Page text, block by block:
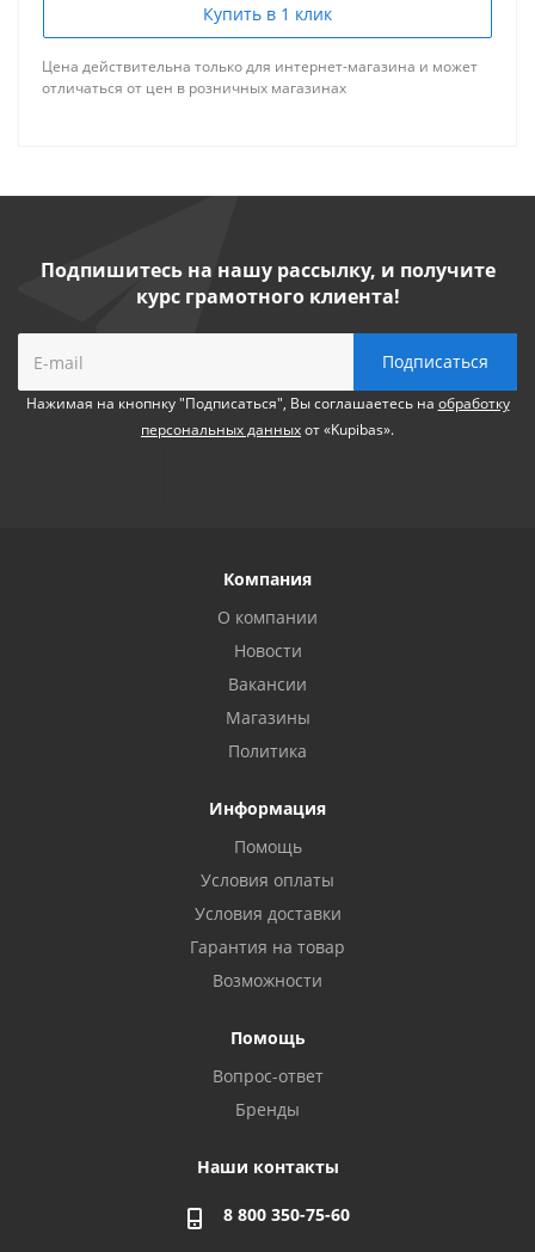
Купить в 1 клик
Цена действительна только для интернет-магазина и может
отличаться от цен в розничных магазинах
Подпишитесь на нашу рассылку, и получите
курс грамотного клиента!
Нажимая на кнопнку "Подписаться", Вы соглашаетесь на обработку
персональных данныхот «Kupibas».
Компания
О компании
Новости
Вакансии
Магазины
Политика
Информация
Помощь
Условия оплаты
Условия доставки
Гарантия на товар
Возможности
Помощь
Вопрос-ответ
Бренды
Наши контакты
8 800 350-75-60